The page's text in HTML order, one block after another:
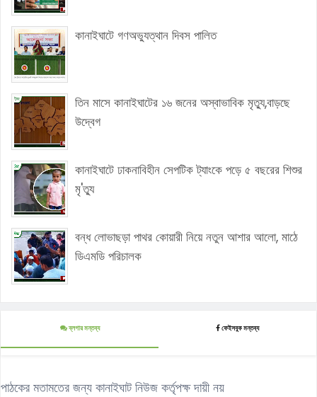
কানাইঘাটে গণঅভ্যুত্থান দিবস পালিত
তিন মাসে কানাইঘাটের ১৬ জনের অস্বাভাবিক মৃত্যু,বাড়ছে
উদ্বেগ
কানাইঘাটে ঢাকনাবিহীন সেপটিক ট্যাংকে পড়ে ৫ বছরের শিশুর
মৃ'ত্যু
বন্ধ লোভাছড়া পাথর কোয়ারী নিয়ে নতুন আশার আলো, মাঠে
ডিএমডি পরিচালক
ব্লগার মন্তব্য ফেইসবুক মন্তব্য
পাঠকের মতামতের জন্য কানাইঘাট নিউজ কর্তৃপক্ষ দায়ী নয়